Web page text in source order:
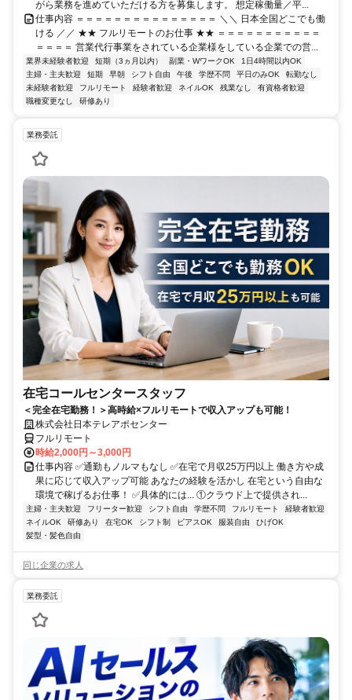
がら業務を進めていただける方を募集します。 想定稼働量／平...
仕事内容 ＝＝＝＝＝＝＝＝＝＝＝＝＝＝＝ ＼＼ 日本全国どこでも働
ける ／／ ★★ フルリモートのお仕事 ★★ ＝＝＝＝＝＝＝＝＝＝＝
＝＝＝＝ 営業代行事業をされている企業様をしている企業での営...
業界未経験者歓迎 短期（3ヵ月以内） 副業・WワークOK
1日4時間以内OK
主婦・主夫歓迎
短期 早朝 シフト自由 午後 学歴不問 平日のみOK
転勤なし
未経験者歓迎
フルリモート 経験者歓迎 ネイルOK 残業なし
有資格者歓迎
職種変更なし
研修あり
業務委託
在宅コールセンタースタッフ
＜完全在宅勤務！＞高時給×フルリモートで収入アップも可能！
株式会社日本テレアポセンター
フルリモート
時給2,000円～3,000円
仕事内容 ✅通勤もノルマもなし ✅在宅で月収25万円以上 働き方や成
果に応じて収入アップ可能 あなたの経験を活かし 在宅という自由な
環境で稼げるお仕事！ ✅具体的には... ①クラウド上で提供され...
主婦・主夫歓迎 フリーター歓迎 シフト自由 学歴不問 フルリモート
経験者歓迎
ネイルOK
研修あり 在宅OK シフト制 ピアスOK 服装自由
ひげOK
髪型・髪色自由
同じ企業の求人
業務委託